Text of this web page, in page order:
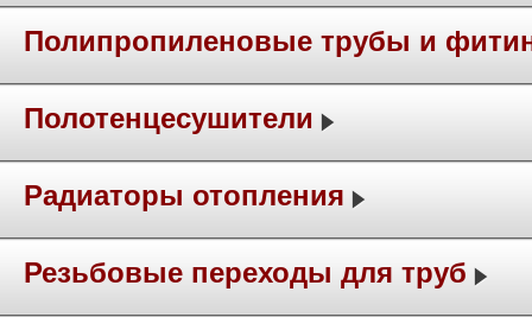
Полипропиленовые трубы и
Полотенцесушители
Радиаторы отопления
Резьбовые переходы для труб